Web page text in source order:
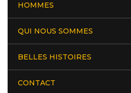
HOMMES
QUI NOUS SOMMES
BELLES HISTOIRES
CONTACT
Ce service est réservé aux
il est toujours bien d'être préventif.